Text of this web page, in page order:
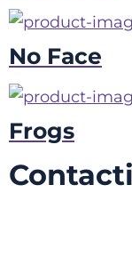
No Face
Frogs